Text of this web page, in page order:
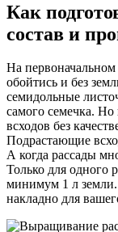
Как
состав и
На первоначальном
обойтись и без
семидольные
самого семечка.
всходов без
Подрастающие
А когда рассады
Только для одного
минимум 1 л земли.
накладно для